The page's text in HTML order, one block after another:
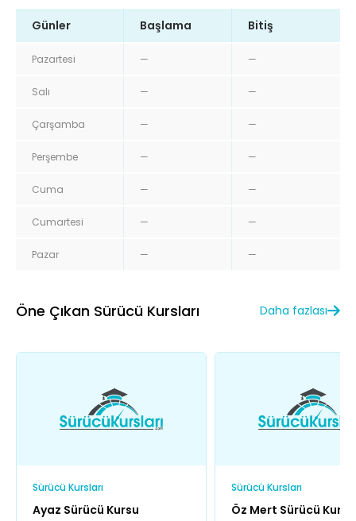
Günler Başlama Bitiş
Pazartesi — —
Salı — —
Çarşamba — —
Perşembe — —
Cuma — —
Cumartesi — —
Pazar — —
Öne Çıkan Sürücü Kursları Daha fazlası
Sürücü Kursları
Ayaz Sürücü Kursu
Sürücü Kursları
Öz Mert Sürücü Kursu